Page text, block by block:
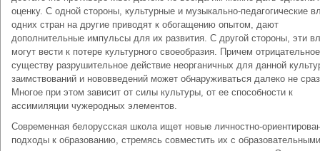
оценку. С одной стороны, культурные и музыкально-педагогические
одних стран на другие приводят к обогащению опытом, дают
дополнительные импульсы для их развития. С другой стороны, эти
могут вести к потере культурного своеобразия. Причем
существу разрушительное действие неорганичных для данной
заимствований и нововведений может обнаруживаться далеко не
Многое при этом зависит от силы культуры, от ее способности к
ассимиляции чужеродных элементов.
Современная белорусская школа ищет новые личностно-
подходы к образованию, стремясь совместить их с образовательными